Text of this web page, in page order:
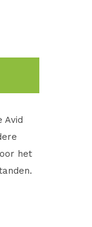
Avid
het